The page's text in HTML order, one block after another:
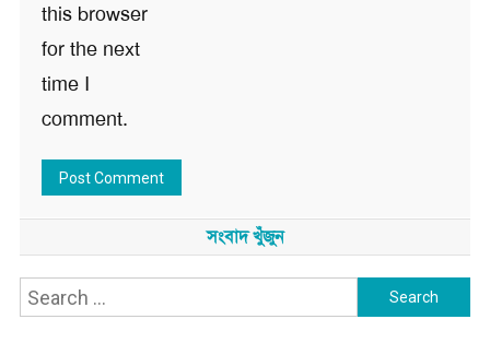
this browser
for the next
time I
comment.
সংবাদ খুঁজুন
Search